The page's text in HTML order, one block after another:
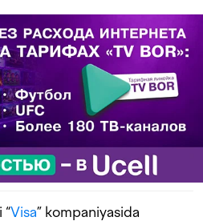
“Visa” kompaniyasida